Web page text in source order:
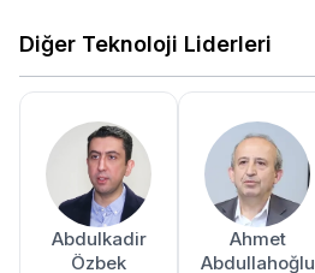
Diğer Teknoloji Liderleri
Abdulkadir
Özbek
Ahmet
Abdullahoğlu